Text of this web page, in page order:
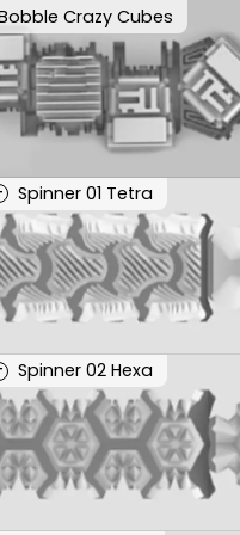
Crazy Cubes
Spinner 01 Tetra
Spinner 02 Hexa